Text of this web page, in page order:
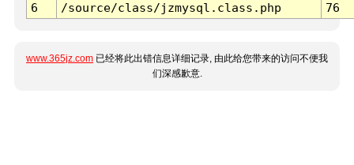
6
/source/class/jzmysql.class.php 76
www.365jz.com 已经将此出错信息详细记录, 由此给您带来的访问不便我
们深感歉意.